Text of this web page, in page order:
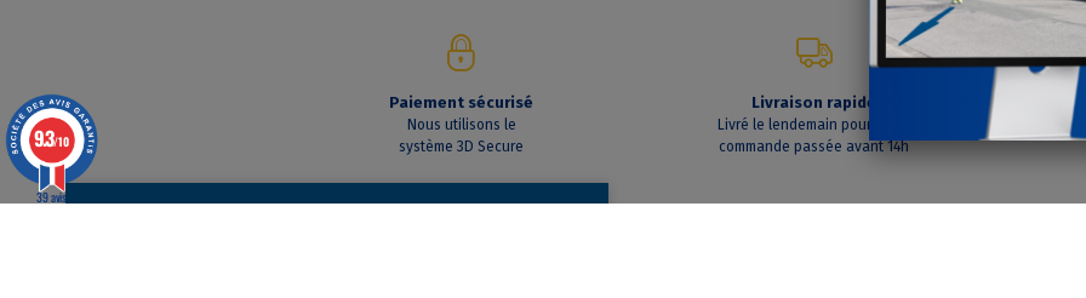
Paiement sécurisé
Nous utilisons le
système 3D Secure
Livraison rapide
Livré le lendemain pour toute
commande passée avant 14h
A
9.3/10
39 avis